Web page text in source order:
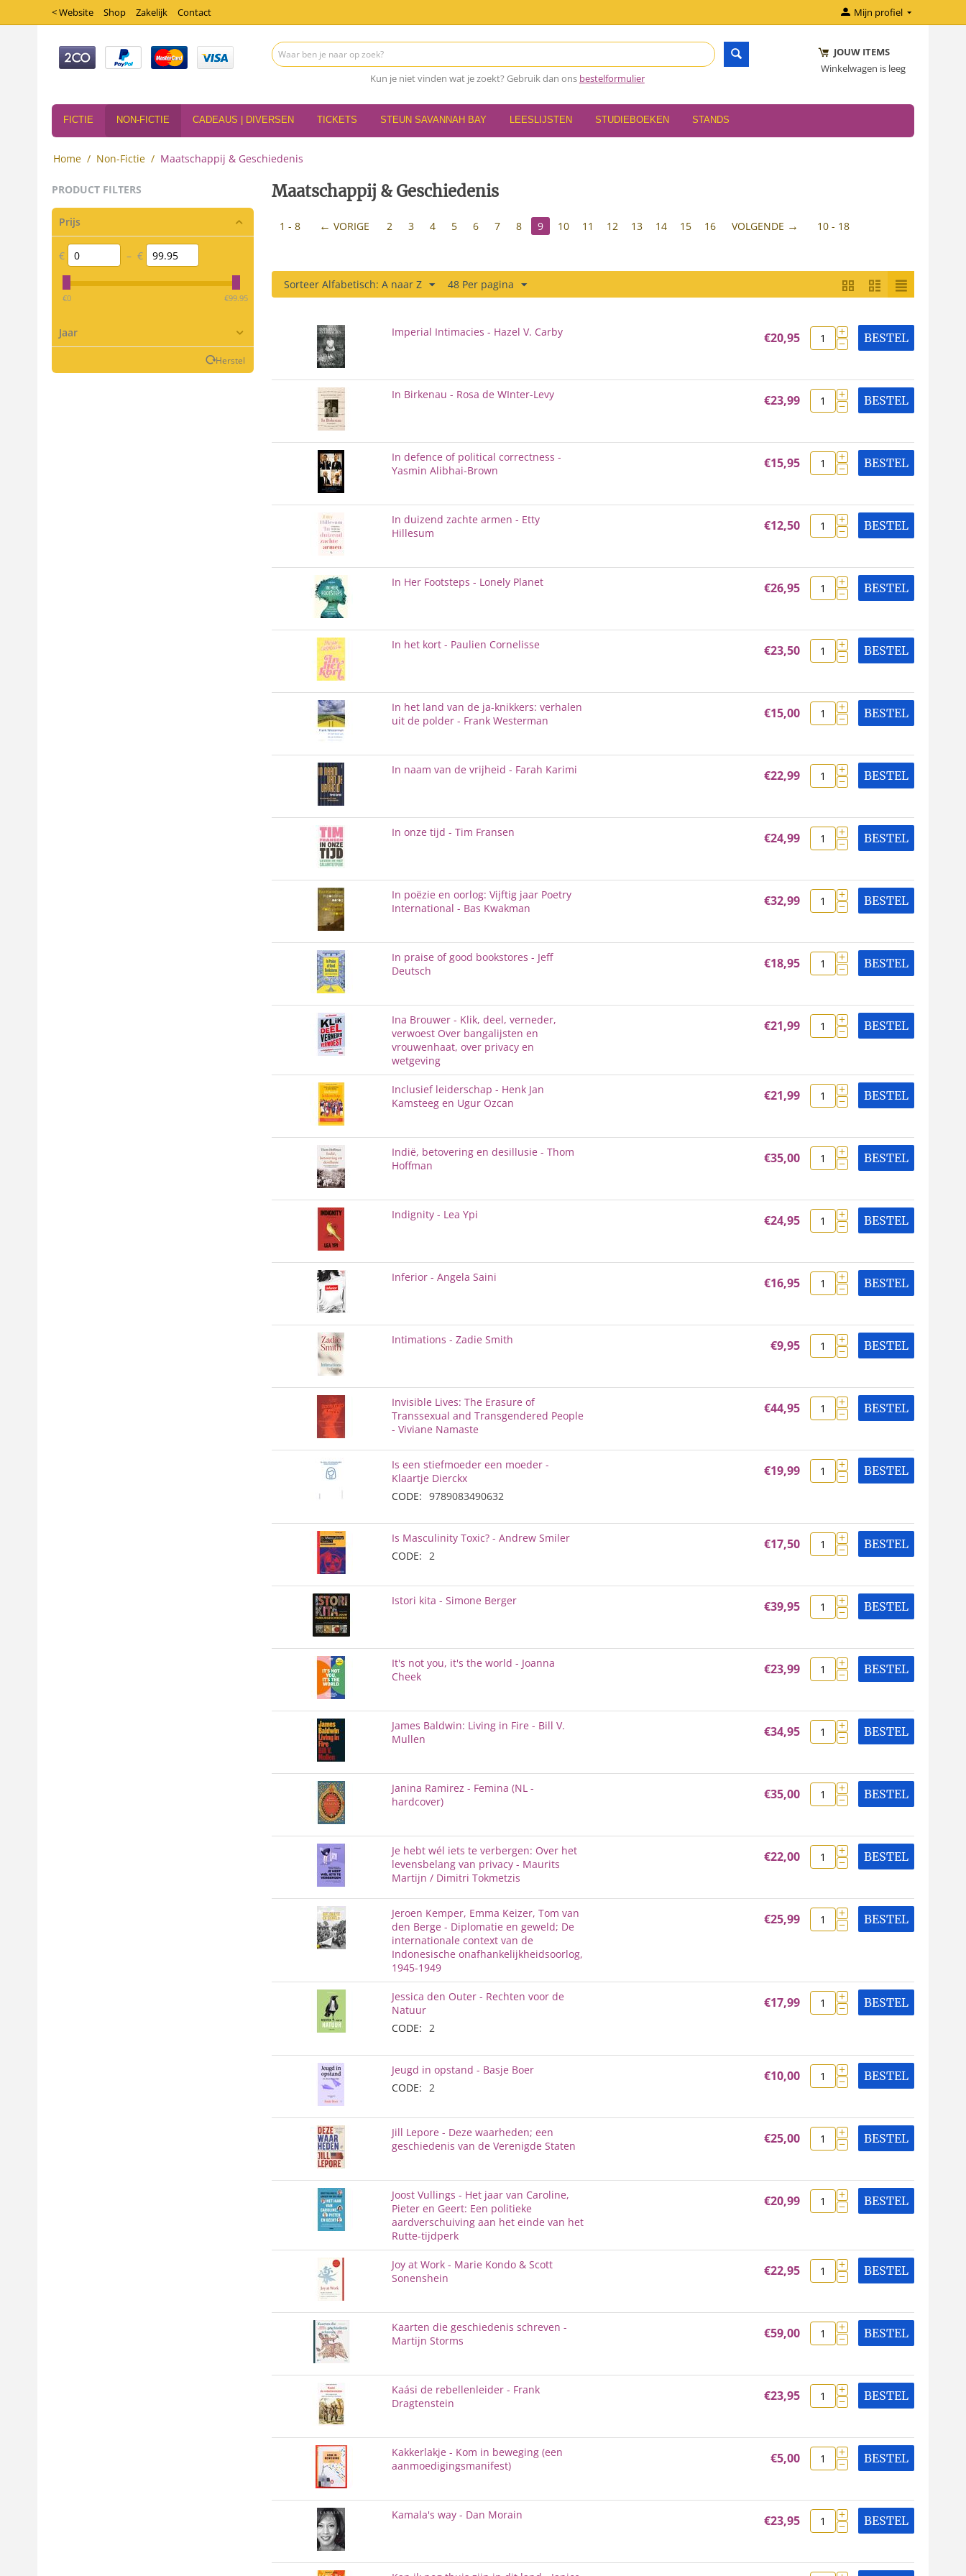
< Website Shop Zakelijk Contact Mijn profiel
Kun je niet vinden wat je zoekt? Gebruik dan ons bestelformulier
JOUW ITEMS
Winkelwagen is leeg
FICTIE NON-FICTIE CADEAUS | DIVERSEN TICKETS STEUN SAVANNAH BAY LEESLIJSTEN STUDIEBOEKEN STANDS
Home / Non-Fictie / Maatschappij & Geschiedenis
PRODUCT FILTERS
Prijs
€ – €
‎€0 ‎€99.95
Jaar
Herstel
Maatschappij & Geschiedenis
1 - 8 VORIGE 2 3 4 5 6 7 8 9 10 11 12 13 14 15 16 VOLGENDE 10 - 18
Sorteer Alfabetisch: A naar Z 48 Per pagina
Imperial Intimacies - Hazel V. Carby €20,95 +
− BESTEL
In Birkenau - Rosa de WInter-Levy €23,99 +
− BESTEL
In defence of political correctness -
Yasmin Alibhai-Brown
€15,95 +
− BESTEL
In duizend zachte armen - Etty
Hillesum
€12,50 +
− BESTEL
In Her Footsteps - Lonely Planet €26,95 +
− BESTEL
In het kort - Paulien Cornelisse €23,50 +
− BESTEL
In het land van de ja-knikkers: verhalen
uit de polder - Frank Westerman
€15,00 +
− BESTEL
In naam van de vrijheid - Farah Karimi €22,99 +
− BESTEL
In onze tijd - Tim Fransen €24,99 +
− BESTEL
In poëzie en oorlog: Vijftig jaar Poetry
International - Bas Kwakman
€32,99 +
− BESTEL
In praise of good bookstores - Jeff
Deutsch
€18,95 +
− BESTEL
Ina Brouwer - Klik, deel, verneder,
verwoest Over bangalijsten en
vrouwenhaat, over privacy en
wetgeving
€21,99 +
− BESTEL
Inclusief leiderschap - Henk Jan
Kamsteeg en Ugur Ozcan
€21,99 +
− BESTEL
Indië, betovering en desillusie - Thom
Hoffman
€35,00 +
− BESTEL
Indignity - Lea Ypi €24,95 +
− BESTEL
Inferior - Angela Saini €16,95 +
− BESTEL
Intimations - Zadie Smith €9,95 +
− BESTEL
Invisible Lives: The Erasure of
Transsexual and Transgendered People
- Viviane Namaste
€44,95 +
− BESTEL
Is een stiefmoeder een moeder -
Klaartje Dierckx
CODE: 9789083490632
€19,99 +
− BESTEL
Is Masculinity Toxic? - Andrew Smiler
CODE: 2
€17,50 +
− BESTEL
Istori kita - Simone Berger €39,95 +
− BESTEL
It's not you, it's the world - Joanna
Cheek
€23,99 +
− BESTEL
James Baldwin: Living in Fire - Bill V.
Mullen
€34,95 +
− BESTEL
Janina Ramirez - Femina (NL -
hardcover)
€35,00 +
− BESTEL
Je hebt wél iets te verbergen: Over het
levensbelang van privacy - Maurits
Martijn / Dimitri Tokmetzis
€22,00 +
− BESTEL
Jeroen Kemper, Emma Keizer, Tom van
den Berge - Diplomatie en geweld; De
internationale context van de
Indonesische onafhankelijkheidsoorlog,
1945-1949
€25,99 +
− BESTEL
Jessica den Outer - Rechten voor de
Natuur
CODE: 2
€17,99 +
− BESTEL
Jeugd in opstand - Basje Boer
CODE: 2
€10,00 +
− BESTEL
Jill Lepore - Deze waarheden; een
geschiedenis van de Verenigde Staten
€25,00 +
− BESTEL
Joost Vullings - Het jaar van Caroline,
Pieter en Geert: Een politieke
aardverschuiving aan het einde van het
Rutte-tijdperk
€20,99 +
− BESTEL
Joy at Work - Marie Kondo & Scott
Sonenshein
€22,95 +
− BESTEL
Kaarten die geschiedenis schreven -
Martijn Storms
€59,00 +
− BESTEL
Kaási de rebellenleider - Frank
Dragtenstein
€23,95 +
− BESTEL
Kakkerlakje - Kom in beweging (een
aanmoedigingsmanifest)
€5,00 +
− BESTEL
Kamala's way - Dan Morain €23,95 +
− BESTEL